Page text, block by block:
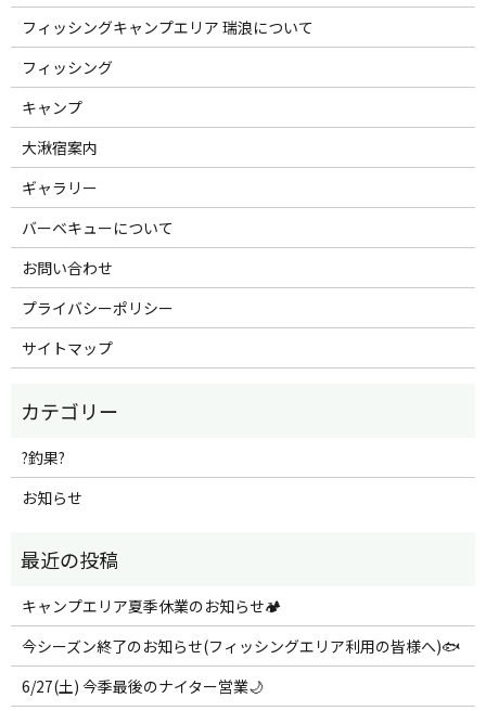
フィッシングキャンプエリア 瑞浪について
フィッシング
キャンプ
大湫宿案内
ギャラリー
バーベキューについて
お問い合わせ
プライバシーポリシー
サイトマップ
?釣果?
お知らせ
キャンプエリア夏季休業のお知らせ🏕️
今シーズン終了のお知らせ(フィッシングエリア利用の皆様へ)🐟
6/27(土) 今季最後のナイター営業🌙